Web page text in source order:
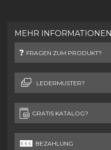
MEHR INFORMATIONEN
FRAGEN ZUM PRODUKT?
LEDERMUSTER?
GRATIS KATALOG?
BEZAHLUNG